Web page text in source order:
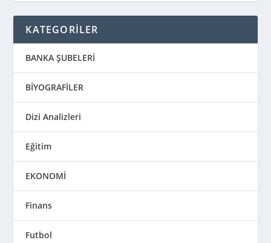
KATEGORİLER
BANKA ŞUBELERİ
BİYOGRAFİLER
Dizi Analizleri
Eğitim
EKONOMİ
Finans
Futbol